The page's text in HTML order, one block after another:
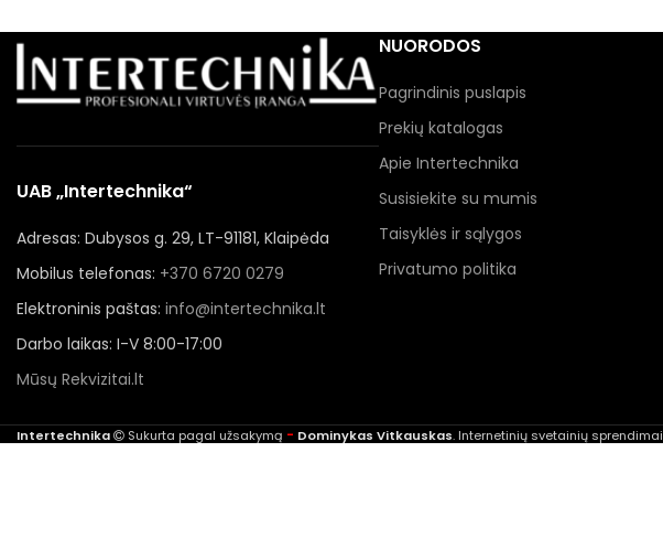
UAB „Intertechnika“
Adresas: Dubysos g. 29, LT-91181, Klaipėda
Mobilus telefonas: +370 6720 0279
Elektroninis paštas: info@intertechnika.lt
Darbo laikas: I-V 8:00-17:00
Mūsų Rekvizitai.lt
NUORODOS
Pagrindinis puslapis
Prekių katalogas
Apie Intertechnika
Susisiekite su mumis
Taisyklės ir sąlygos
Privatumo politika
Intertechnika Sukurta pagal užsakymą - Dominykas Vitkauskas. Internetinių svetainių sprendimai